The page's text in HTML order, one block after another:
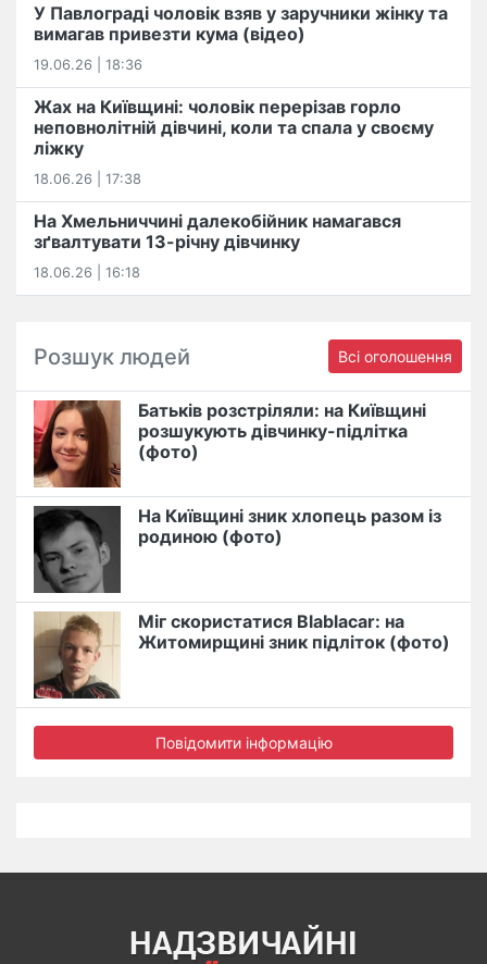
У Павлограді чоловік взяв у заручники жінку та
вимагав привезти кума (відео)
19.06.26 | 18:36
Жах на Київщині: чоловік перерізав горло
неповнолітній дівчині, коли та спала у своєму
ліжку
18.06.26 | 17:38
На Хмельниччині далекобійник намагався
зґвалтувати 13-річну дівчинку
18.06.26 | 16:18
Розшук людей Всі оголошення
Батьків розстріляли: на Київщині
розшукують дівчинку-підлітка
(фото)
На Київщині зник хлопець разом із
родиною (фото)
Міг скористатися Blablacar: на
Житомирщині зник підліток (фото)
Повідомити інформацію